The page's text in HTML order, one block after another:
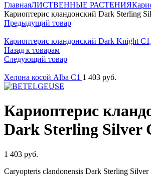
ГлавнаяЛИСТВЕННЫЕ РАСТЕНИЯ
Кариоптерис кландонский Dark Sterling
Предыдущий товар
Кариоптерис кландонский Dark Knight
Назад к товарам
Следующий товар
Хелона косой Alba C1 1 403 руб.
Кариоптерис
Dark Sterling Silver
1 403 руб.
Caryopteris clandonensis Dark Sterling Silver